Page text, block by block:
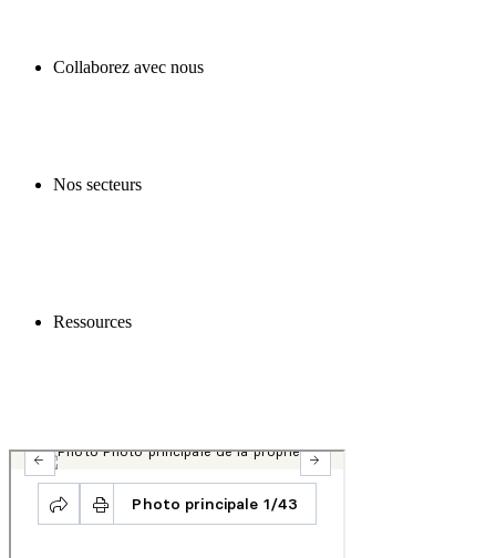
Collaborez avec nous
Nos secteurs
Ressources